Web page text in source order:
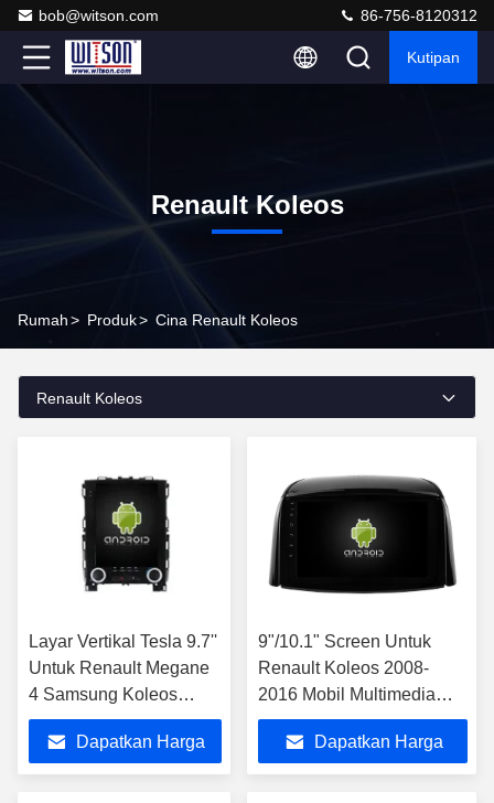
bob@witson.com 86-756-8120312
Kutipan
Renault Koleos
Rumah> Produk> Cina Renault Koleos
Renault Koleos
Layar Vertikal Tesla 9.7''
Untuk Renault Megane
4 Samsung Koleos
Talisman 2016-2019
Pemutar Multimedia
Mobil Android
Dapatkan Harga
9"/10.1" Screen Untuk
Renault Koleos 2008-
2016 Mobil Multimedia
Stereo
Dapatkan Harga